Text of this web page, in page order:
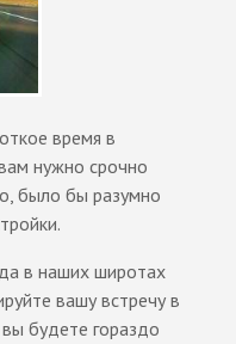
время в
нужно срочно
было бы разумно
в наших широтах
вашу встречу в
будете гораздо